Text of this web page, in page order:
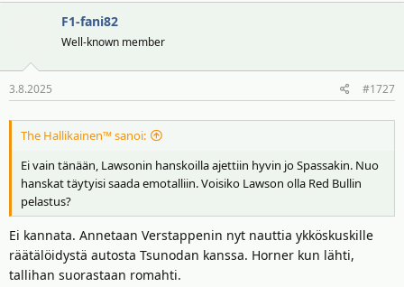
F1-fani82
Well-known member
3.8.2025 #1727
The Hallikainen™ sanoi:
Ei vain tänään, Lawsonin hanskoilla ajettiin hyvin jo Spassakin. Nuo
hanskat täytyisi saada emotalliin. Voisiko Lawson olla Red Bullin
pelastus?
Ei kannata. Annetaan Verstappenin nyt nauttia ykköskuskille
räätälöidystä autosta Tsunodan kanssa. Horner kun lähti,
tallihan suorastaan romahti.